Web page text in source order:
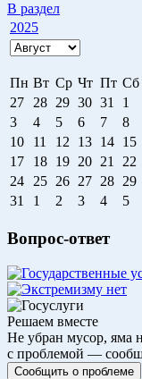
В раздел
2025
Пн Вт Ср Чт Пт Сб
27
28 29 30 31 1
3
4 5 6 7 8
10
11 12 13 14 15
17
18 19 20 21 22
24
25 26 27 28 29
31
1 2 3 4 5
Вопрос-ответ
Решаем вместе
Не убран мусор, яма
с проблемой —
Сообщить о проблеме